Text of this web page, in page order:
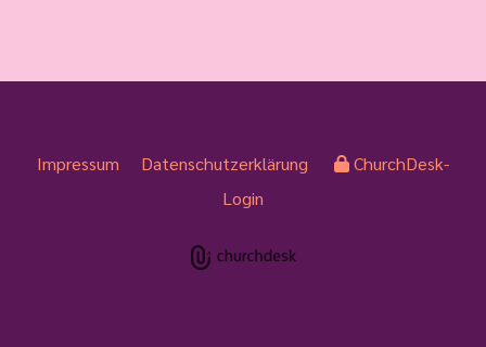
Impressum Datenschutzerklärung
ChurchDesk-
Login